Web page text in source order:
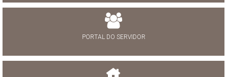
PORTAL DO SERVIDOR